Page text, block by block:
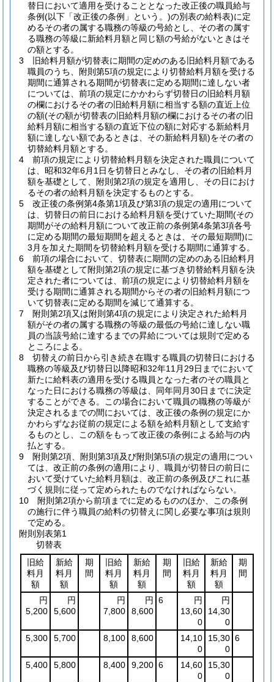
替日において適用を受けることとなった改正後の職員給与
条例(以下「改正後の条例」という。)の別表の給料表)に定
めるその者の属する職務の等級の号給とし、その者の属す
る職務の等級に新給料月額と同じ額の号給がないときはそ
の額とする。
3
旧給料月額が切替表に期間の定めのある旧給料月額である
職員のうち、附則第5項の規定により切替給料月額を受ける
期間に通算される期間が切替表に定める期間に達しない者
については、前項の規定にかかわらず切替日の旧給料月額
の欄におけるその者の旧給料月額に相当する額の直近上位
の額(その額が切替表の旧給料月額の欄におけるその者の旧
給料月額に相当する額の直近下位の額に対応する新給料月
額に達しない額であるときは、その新給料月額)をその者の
切替給料月額とする。
4
前項の規定により切替給料月額を決定された職員について
は、昭和32年6月1日を切替日とみなし、その者の旧給料月
額を基礎として、附則第2項の規定を適用し、その日におけ
るその者の給料月額を決定するものとする。
5
改正後の条例第4条第1項及び第3項の規定の適用について
は、切替日の前日における給料月額を受けていた期間(その
期間がその給料月額について改正前の条例第4条第3項各号
に定める期間の最短期間を超えるときは、その最短期間)に
3月を加えた期間を切替給料月額を受ける期間に通算する。
6
前項の場合において、切替表に期間の定めのある旧給料月
額を基礎として附則第2項の規定に基づき切替給料月額を決
定された者については、前項の規定により切替給料月額を
受ける期間に通算される期間からその者の旧給料月額につ
いて切替表に定める期間を減じて通算する。
7
附則第2項又は附則第4項の規定により決定された給料月
額がその者の属する職務の等級の最低の号給に達しない職
員の当該号給に達するまでの昇給については規則で定める
ところによる。
8
切替えの前日から引き続き在職する職員の切替日における
職務の等級及び切替日以降昭和32年11月29日までにおいて
新たに給料表の適用を受ける職員となった者のその職員と
なった日における職務の等級は、同年同月30日までに決定
することができる。
この場合において職員の職務の等級が
決定されるまでの間においては、改正後の条例の規定にか
かわらずなお従前の規定による額を給料月額として支給す
るものとし、この額をもって改正後の条例による給与の内
払とする。
9
附則第2項、附則第3項及び附則第5項の規定の適用につい
ては、改正前の条例の適用により、職員が切替日の前日に
おいて受けていた給料月額は、改正前の条例及びこれに基
づく規則に従って定められたものでなければならない。
10
附則第2項から前項までに定めるもののほか、この条例
の施行に伴う職員の給料の切替えに関し必要な事項は規則
で定める。
附則別表第1
切替表
旧給
料月
額
新給
料月
額
期
間
旧給
料月
額
新給
料月
額
期
間
旧給
料月
額
新給
料月
額
期
間
円
5,200
円
5,600
円
7,800
円
8,600
6
円
13,60
0
円
14,30
0
5,300
5,700 8,100 8,600
14,10
0
15,30
0
6
5,400 5,800 8,400 9,200 6
14,60
0
15,30
0